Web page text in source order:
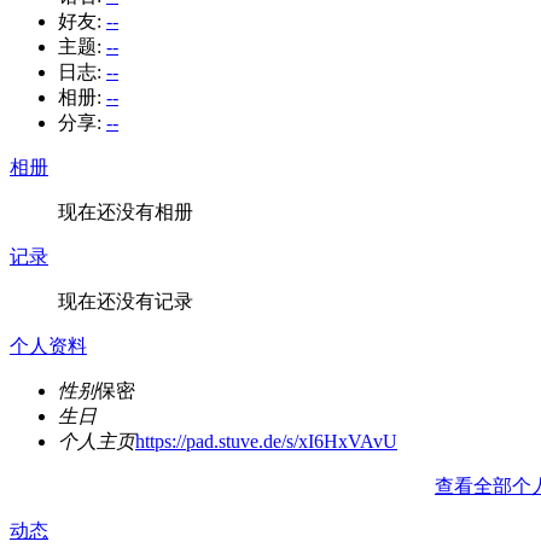
好友: --
主题: --
日志: --
相册: --
分享: --
相册
现在还没有相册
记录
现在还没有记录
个人资料
性别保密
生日
个人主页https://pad.stuve.de/s/xI6HxVAvU
查看全部个
动态